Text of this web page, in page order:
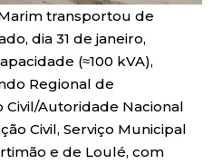
transportou de
dia 31 de janeiro,
(≈100 kVA),
Regional de
Autoridade Nacional
Civil, Serviço Municipal
e de Loulé, com